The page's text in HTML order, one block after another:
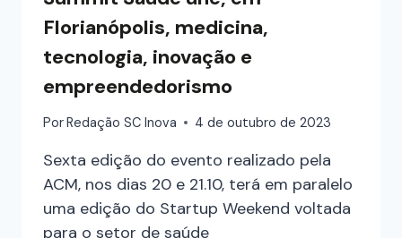
Florianópolis, medicina,
tecnologia, inovação e
empreendedorismo
PorRedação SC Inova 4 de outubro de 2023
Sexta edição do evento realizado pela
ACM, nos dias 20 e 21.10, terá em paralelo
uma edição do Startup Weekend voltada
para o setor de saúde